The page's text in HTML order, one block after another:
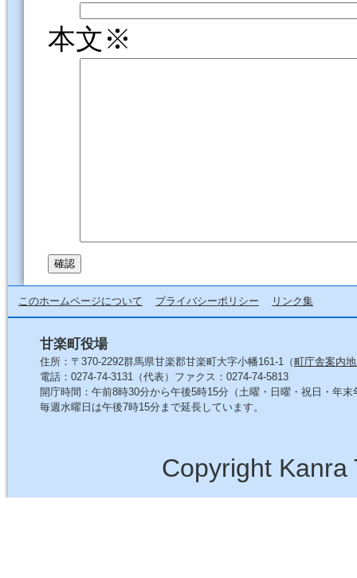
本文※
このホームページについて プライバシーポリシー リンク集
甘楽町役場
住所：〒370-2292群馬県甘楽郡甘楽町大字小幡161-1（町庁舎案内
電話：0274-74-3131（代表）ファクス：0274-74-5813
開庁時間：午前8時30分から午後5時15分（土曜・日曜・祝日・年末
毎週水曜日は午後7時15分まで延長しています。
Copyright Kanra